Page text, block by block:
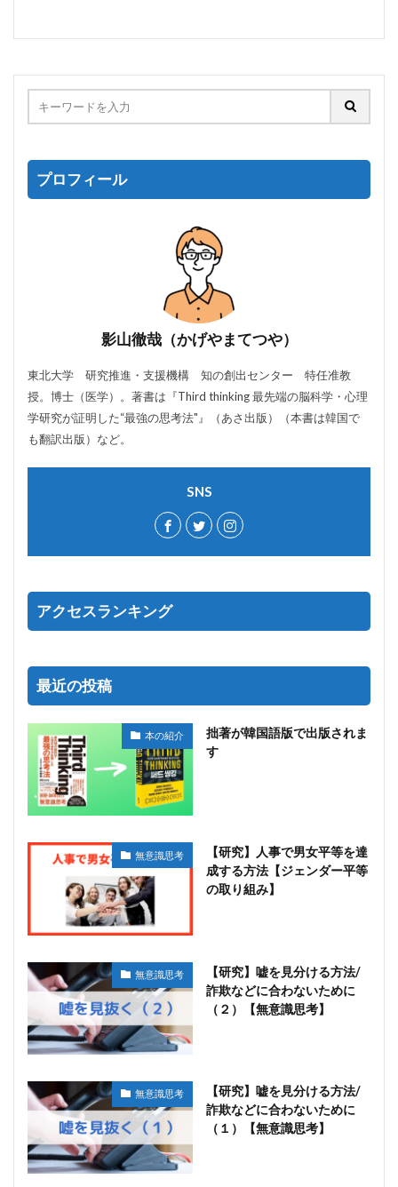
プロフィール
影山徹哉（かげやまてつや）
東北大学 研究推進・支援機構 知の創出センター 特任准教
授。博士（医学）。著書は『Third thinking 最先端の脳科学・心理
学研究が証明した“最強の思考法"』（あさ出版）（本書は韓国で
も翻訳出版）など。
SNS
アクセスランキング
最近の投稿
本の紹介
拙著が韓国語版で出版されま
す
無意識思考
【研究】人事で男女平等を達
成する方法【ジェンダー平等
の取り組み】
無意識思考
【研究】嘘を見分ける方法/
詐欺などに合わないために
（２）【無意識思考】
無意識思考
【研究】嘘を見分ける方法/
詐欺などに合わないために
（１）【無意識思考】